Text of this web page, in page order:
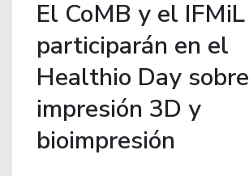
El CoMB y el IFMiL
participarán en el
Healthio Day sobre
impresión 3D y
bioimpresión